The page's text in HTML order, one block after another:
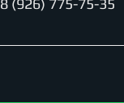
8 (926) 775-75-35